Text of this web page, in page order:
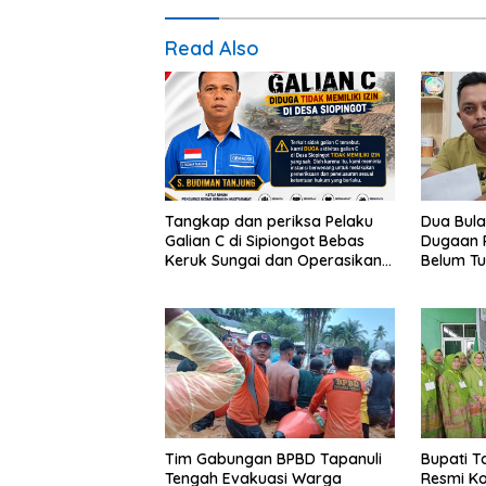
Read Also
Tangkap dan periksa Pelaku
Galian C di Sipiongot Bebas
Keruk Sungai dan Operasikan
Dua
Dugaan
Belum
Tim Gabungan BPBD Tapanuli
Tengah Evakuasi Warga
Bupati
Resmi